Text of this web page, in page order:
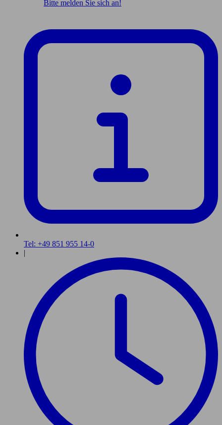
Bitte melden Sie sich an!
Tel: +49 851 955 14-0
|